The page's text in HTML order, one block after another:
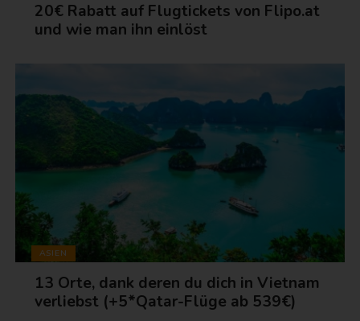
20€ Rabatt auf Flugtickets von Flipo.at
und wie man ihn einlöst
ASIEN
13 Orte, dank deren du dich in Vietnam
verliebst (+5*Qatar-Flüge ab 539€)